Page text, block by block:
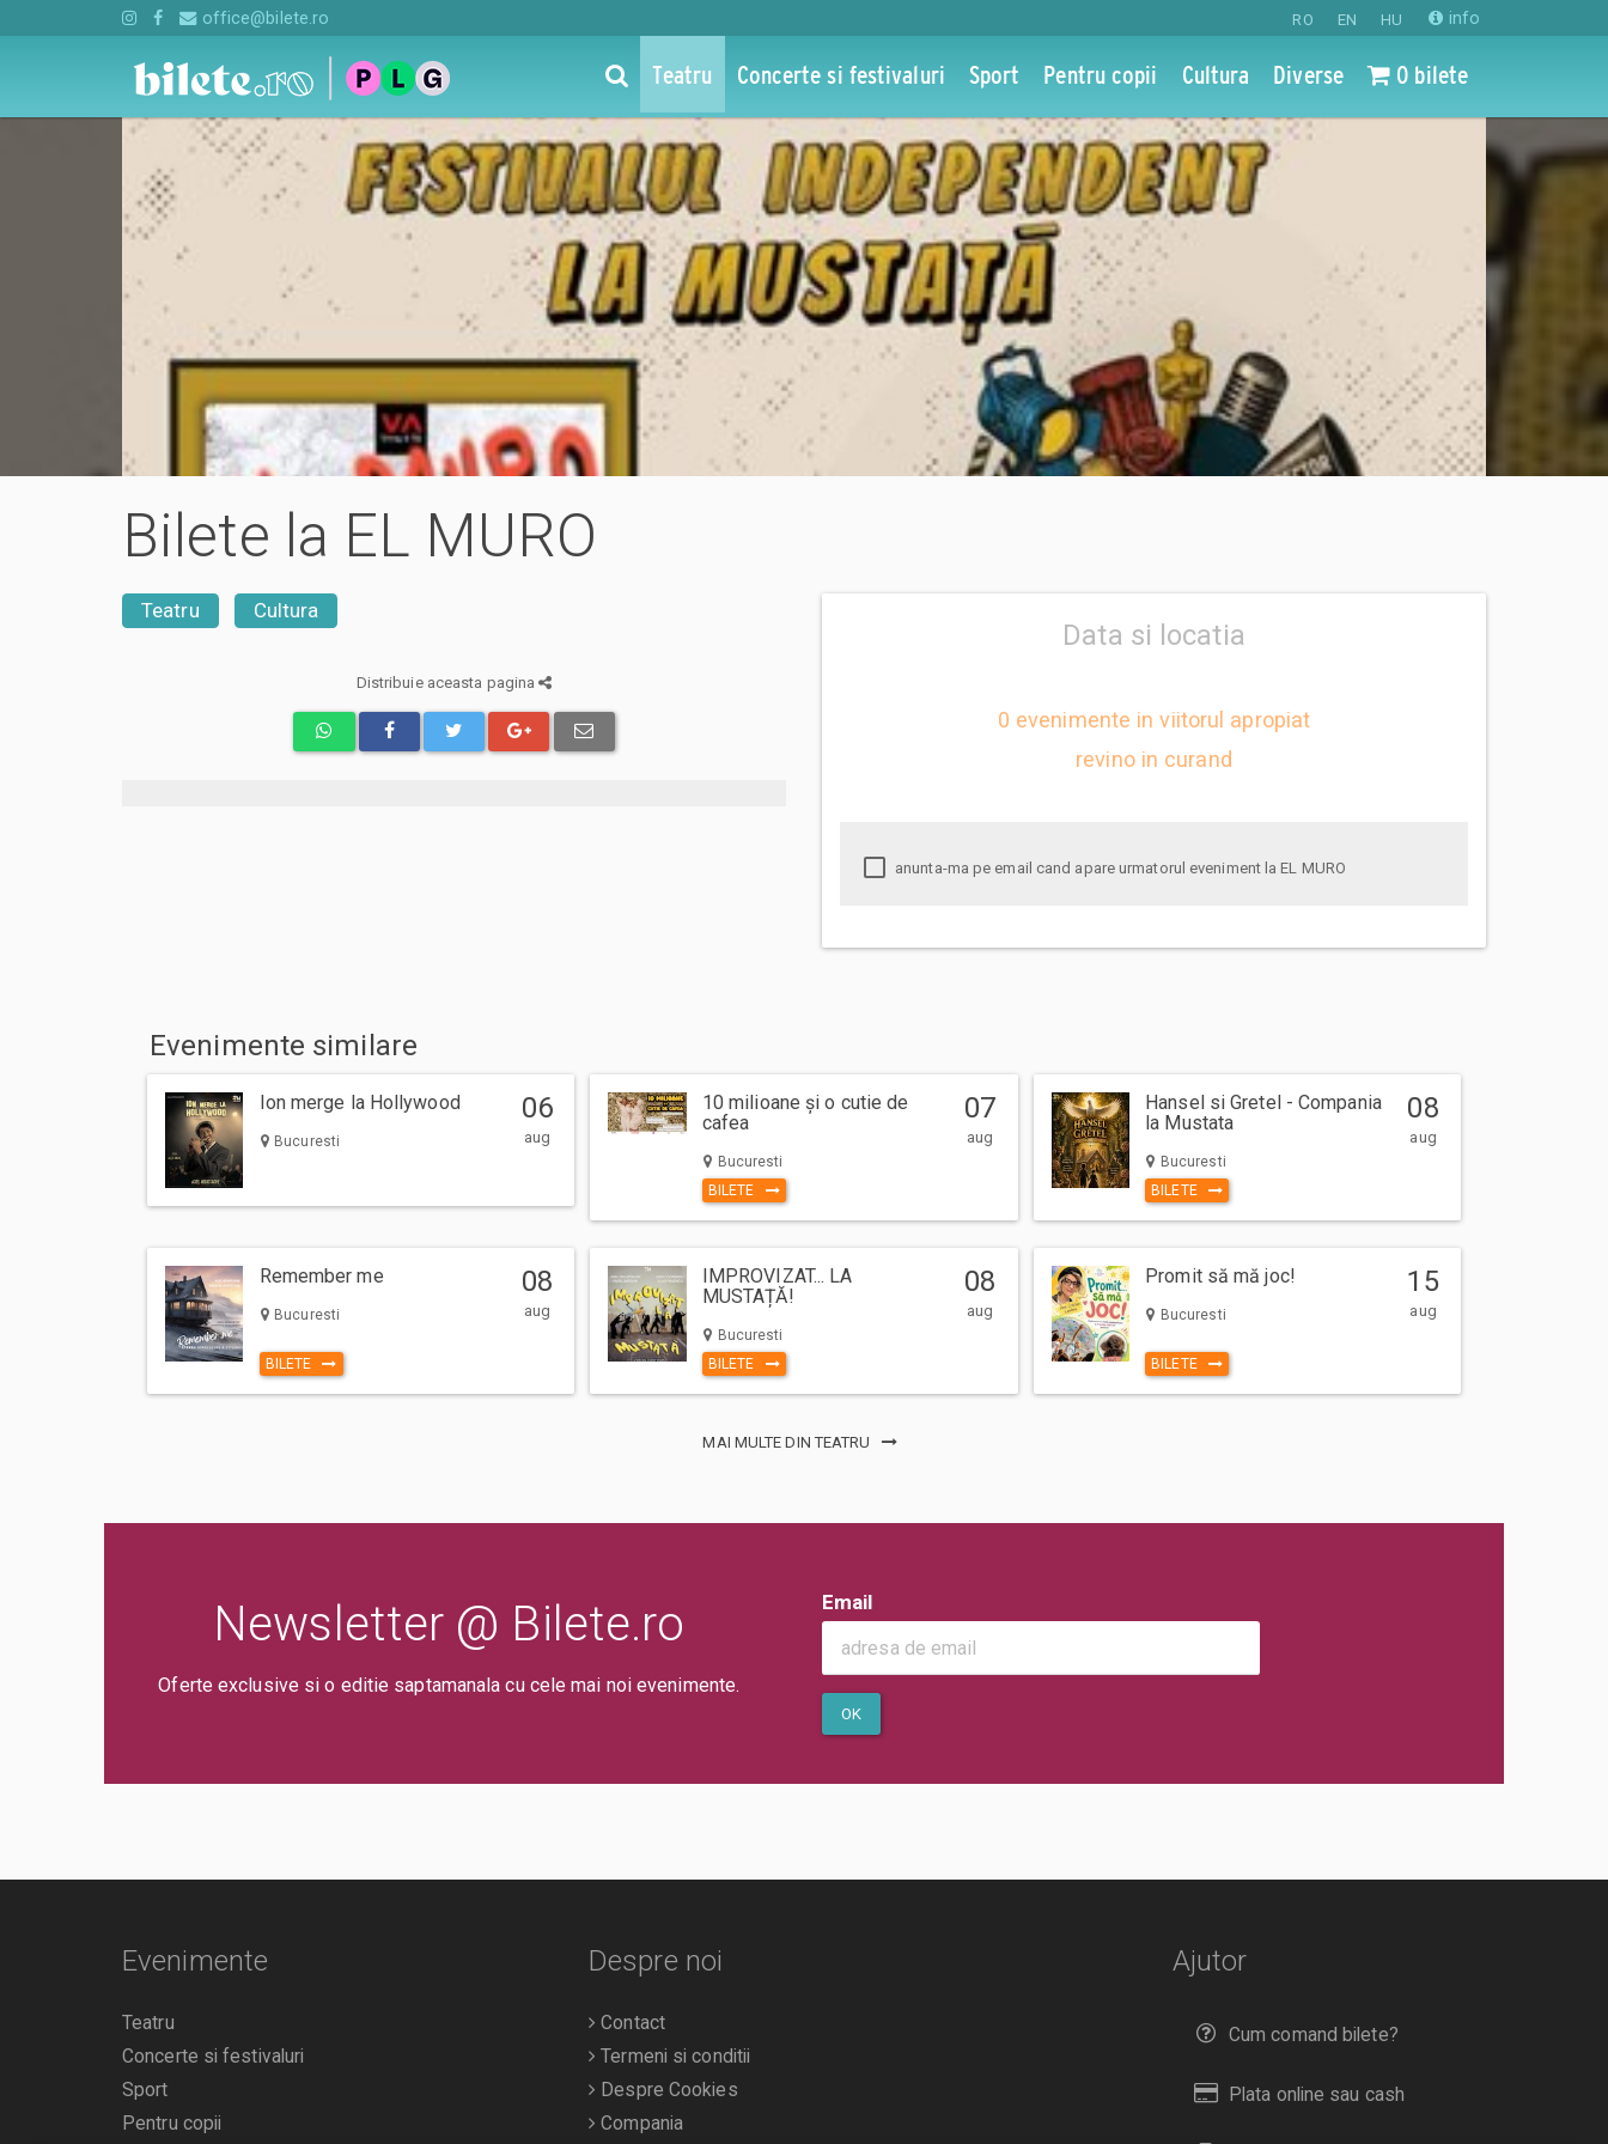
RO EN HU info
office@bilete.ro
Teatru Concerte si festivaluri Sport Pentru copii Cultura Diverse 0 bilete
Bilete la EL MURO
Teatru Cultura
Data si locatia
0 evenimente in viitorul apropiat
revino in curand
anunta-ma pe email cand apare urmatorul eveniment la EL MURO
Distribuie aceasta pagina
Evenimente similare
Ion merge la Hollywood
Bucuresti
06
aug
10 milioane și o cutie de
cafea
Bucuresti
BILETE
07
aug
Hansel si Gretel - Compania
la Mustata
Bucuresti
BILETE
08
aug
Remember me
Bucuresti
BILETE
08
aug
IMPROVIZAT... LA
MUSTAȚĂ!
Bucuresti
BILETE
08
aug
Promit să mă joc!
Bucuresti
BILETE
15
aug
MAI MULTE DIN TEATRU
Newsletter @ Bilete.ro
Oferte exclusive si o editie saptamanala cu cele mai noi evenimente.
Email
OK
Ajutor
Cum comand bilete?
Plata online sau cash
Evenimente
Teatru
Concerte si festivaluri
Sport
Pentru copii
Despre noi
Contact
Termeni si conditii
Despre Cookies
Compania